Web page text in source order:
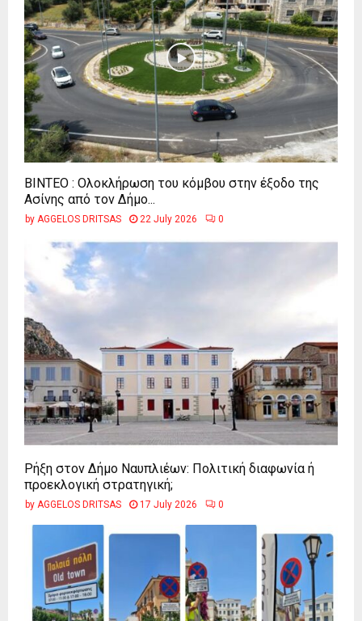
ΒΙΝΤΕΟ : Ολοκλήρωση του κόμβου στην έξοδο της
Ασίνης από τον Δήμο...
by AGGELOS DRITSAS 22 July 2026 0
Ρήξη στον Δήμο Ναυπλιέων: Πολιτική διαφωνία ή
προεκλογική στρατηγική;
by AGGELOS DRITSAS 17 July 2026 0